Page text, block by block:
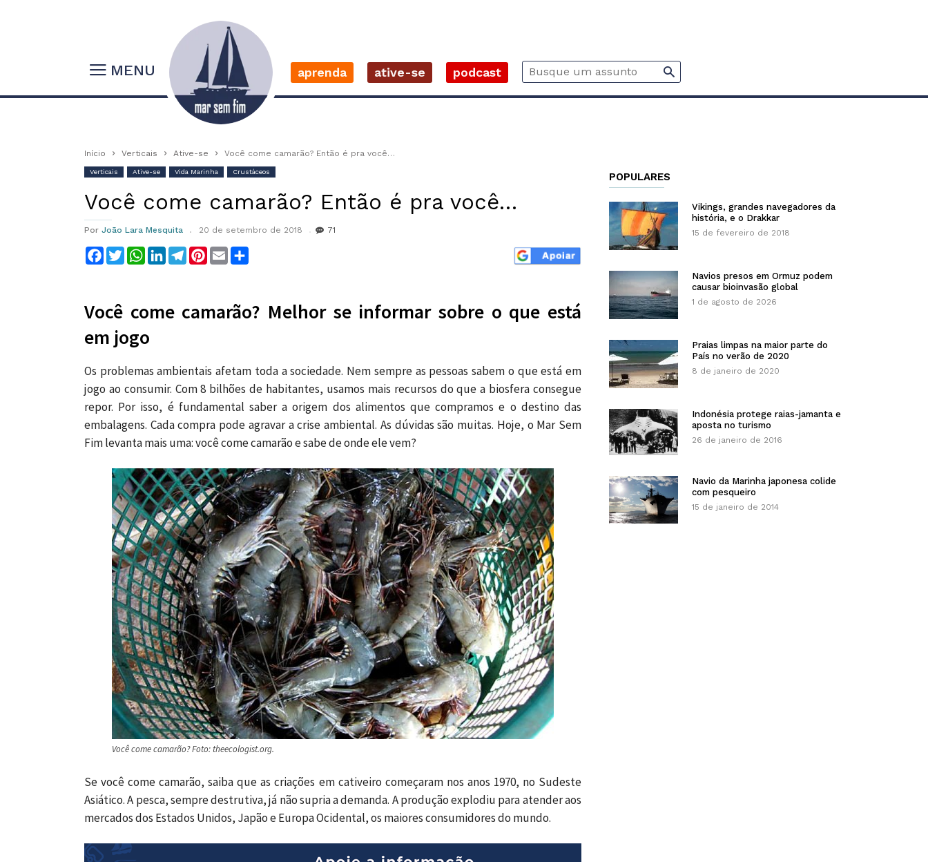
MENU aprenda ative-se podcast
Início Verticais Ative-se Você come camarão? Então é pra você…
Verticais Ative-se Vida Marinha Crustáceos
Você come camarão? Então é pra você…
Por João Lara Mesquita 20 de setembro de 2018 71
Facebook
TwitterWhatsApp
LinkedInTelegram
Pinterest
Email
Você come camarão? Melhor se informar sobre o que está
em jogo
Os problemas ambientais afetam toda a sociedade. Nem sempre as pessoas sabem o que está em
jogo ao consumir. Com 8 bilhões de habitantes, usamos mais recursos do que a biosfera consegue
repor. Por isso, é fundamental saber a origem dos alimentos que compramos e o destino das
embalagens. Cada compra pode agravar a crise ambiental. As dúvidas são muitas. Hoje, o Mar Sem
Fim levanta mais uma: você come camarão e sabe de onde ele vem?
Você come camarão? Foto: theecologist.org.
Se você come camarão, saiba que as criações em cativeiro começaram nos anos 1970, no Sudeste
Asiático. A pesca, sempre destrutiva, já não supria a demanda. A produção explodiu para atender aos
mercados dos Estados Unidos, Japão e Europa Ocidental, os maiores consumidores do mundo.
POPULARES
Vikings, grandes navegadores da
história, e o Drakkar
15 de fevereiro de 2018
Navios presos em Ormuz podem
causar bioinvasão global
1 de agosto de 2026
Praias limpas na maior parte do
País no verão de 2020
8 de janeiro de 2020
Indonésia protege raias-jamanta e
aposta no turismo
26 de janeiro de 2016
Navio da Marinha japonesa colide
com pesqueiro
15 de janeiro de 2014